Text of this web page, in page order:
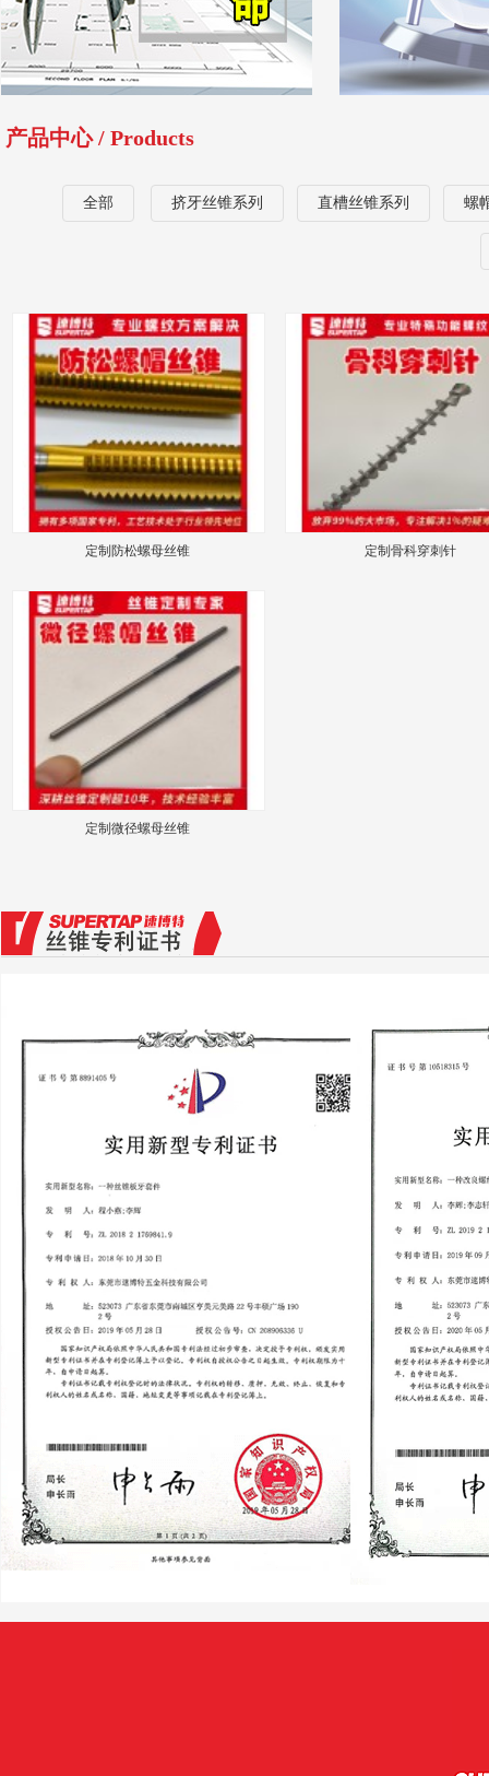
产品中心 / Products
全部 挤牙丝锥系列 直槽丝锥系列 螺
定制防松螺母丝锥 定制骨科穿刺针
定制微径螺母丝锥